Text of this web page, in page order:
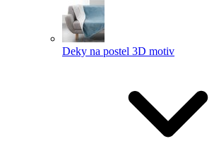
Deky na postel 3D motiv